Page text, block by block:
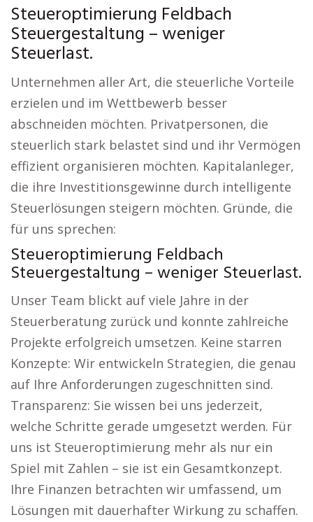
Steueroptimierung Feldbach
Steuergestaltung – weniger
Steuerlast.
Unternehmen aller Art, die steuerliche Vorteile
erzielen und im Wettbewerb besser
abschneiden möchten. Privatpersonen, die
steuerlich stark belastet sind und ihr Vermögen
effizient organisieren möchten. Kapitalanleger,
die ihre Investitionsgewinne durch intelligente
Steuerlösungen steigern möchten. Gründe, die
für uns sprechen:
Steueroptimierung Feldbach
Steuergestaltung – weniger Steuerlast.
Unser Team blickt auf viele Jahre in der
Steuerberatung zurück und konnte zahlreiche
Projekte erfolgreich umsetzen. Keine starren
Konzepte: Wir entwickeln Strategien, die genau
auf Ihre Anforderungen zugeschnitten sind.
Transparenz: Sie wissen bei uns jederzeit,
welche Schritte gerade umgesetzt werden. Für
uns ist Steueroptimierung mehr als nur ein
Spiel mit Zahlen – sie ist ein Gesamtkonzept.
Ihre Finanzen betrachten wir umfassend, um
Lösungen mit dauerhafter Wirkung zu schaffen.